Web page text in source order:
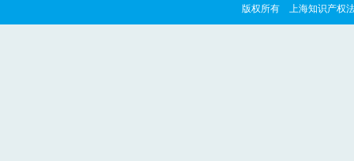
版权所有 上海知识产权法